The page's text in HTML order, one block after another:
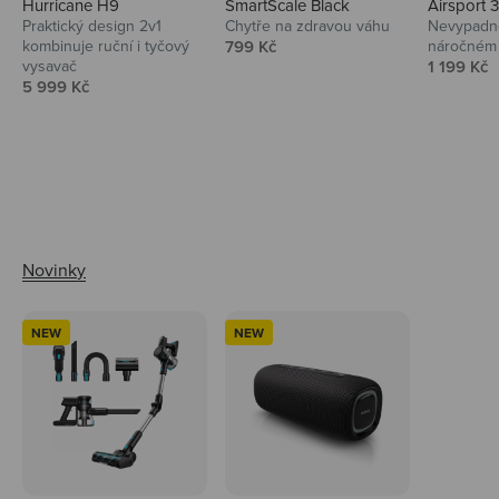
Hurricane H9
Praktický design 2v1
kombinuje ruční i tyčový
vysavač
Prodejní cena
5 999 Kč
SmartScale Black
Chytře na zdravou váhu
Prodejní cena
799 Kč
Airsport
Prodejní
1 199 Kč
NEW NEW